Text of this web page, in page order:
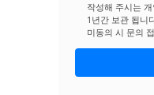
작성해 주시는
1년간 보관 됩니
미동의 시 문의